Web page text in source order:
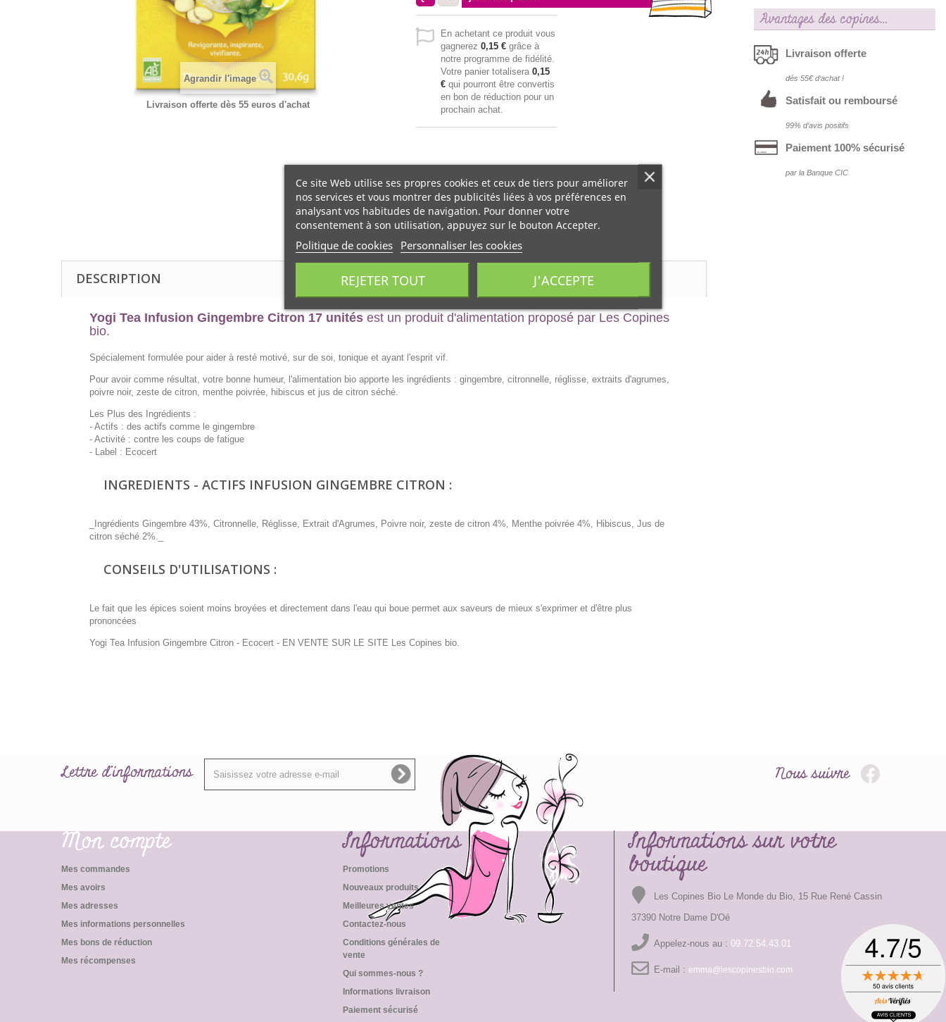
Agrandir l'image
Livraison offerte dès 55 euros d'achat
En achetant ce produit vous
gagnerez 0,15 € grâce à
notre programme de fidélité.
Votre panier totalisera 0,15
€ qui pourront être convertis
en bon de réduction pour un
prochain achat.
Avantages des copines…
Livraison offerte
dés 55€ d‘achat !
Satisfait ou remboursé
99% d‘avis positifs
Paiement 100% sécurisé
par la Banque CIC
DESCRIPTION
Yogi Tea Infusion Gingembre Citron 17 unités est un produit d'alimentation proposé par Les Copines
bio.
Spécialement formulée pour aider à resté motivé, sur de soi, tonique et ayant l'esprit vif.
Pour avoir comme résultat, votre bonne humeur, l'alimentation bio apporte les ingrédients : gingembre, citronnelle, réglisse, extraits d'agrumes,
poivre noir, zeste de citron, menthe poivrée, hibiscus et jus de citron séché.
Les Plus des Ingrédients :
- Actifs : des actifs comme le gingembre
- Activité : contre les coups de fatigue
- Label : Ecocert
INGREDIENTS - ACTIFS INFUSION GINGEMBRE CITRON :
_Ingrédients Gingembre 43%, Citronnelle, Réglisse, Extrait d'Agrumes, Poivre noir, zeste de citron 4%, Menthe poivrée 4%, Hibiscus, Jus de
citron séché 2%._
CONSEILS D'UTILISATIONS :
Le fait que les épices soient moins broyées et directement dans l'eau qui boue permet aux saveurs de mieux s'exprimer et d'être plus
prononcées
Yogi Tea Infusion Gingembre Citron - Ecocert - EN VENTE SUR LE SITE Les Copines bio.
Ce site Web utilise ses propres cookies et ceux de tiers pour améliorer
nos services et vous montrer des publicités liées à vos préférences en
analysant vos habitudes de navigation. Pour donner votre
consentement à son utilisation, appuyez sur le bouton Accepter.
Politique de cookies Personnaliser les cookies
REJETER TOUT J'ACCEPTE
Lettre d'informations Nous suivre
Mon compte
Mes commandes
Mes avoirs
Mes adresses
Mes informations personnelles
Mes bons de réduction
Mes récompenses
Informations
Promotions
Nouveaux produits
Meilleures ventes
Contactez-nous
Conditions générales de
vente
Qui sommes-nous ?
Informations livraison
Paiement sécurisé
Informations sur votre
boutique
Les Copines Bio Le Monde du Bio, 15 Rue René Cassin
37390 Notre Dame D'Oé
Appelez-nous au : 09.72.54.43.01
E-mail : emma@lescopinesbio.com